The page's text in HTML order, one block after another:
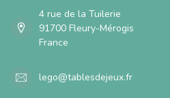
4 rue de la Tuilerie
91700 Fleury-Mérogis
France
lego@tablesdejeux.fr